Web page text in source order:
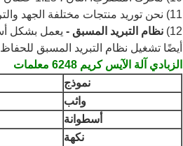
11) نحن توريد منتجات مختلفة الجهد والتردد لتختار.
12) نظام التبريد المسبق - يعمل بشكل
أيضًا تشغيل نظام التبريد المسبق
الزبادي آلة الآيس كريم 6248 معلمات
نموذج
واثب
أسطوانة
نكهة